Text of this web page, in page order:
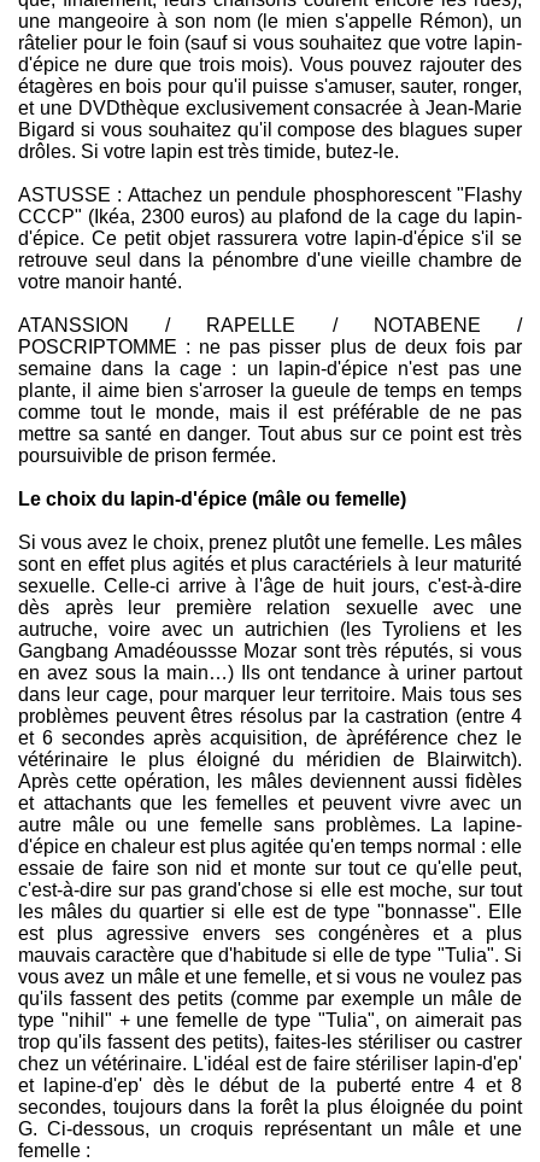
une mangeoire à son nom (le mien s'appelle Rémon), un
râtelier pour le foin (sauf si vous souhaitez que votre lapin-
d'épice ne dure que trois mois). Vous pouvez rajouter des
étagères en bois pour qu'il puisse s'amuser, sauter, ronger,
et une DVDthèque exclusivement consacrée à Jean-Marie
Bigard si vous souhaitez qu'il compose des blagues super
drôles. Si votre lapin est très timide, butez-le.
ASTUSSE : Attachez un pendule phosphorescent "Flashy
CCCP" (Ikéa, 2300 euros) au plafond de la cage du lapin-
d'épice. Ce petit objet rassurera votre lapin-d'épice s'il se
retrouve seul dans la pénombre d'une vieille chambre de
votre manoir hanté.
ATANSSION / RAPELLE / NOTABENE /
POSCRIPTOMME : ne pas pisser plus de deux fois par
semaine dans la cage : un lapin-d'épice n'est pas une
plante, il aime bien s'arroser la gueule de temps en temps
comme tout le monde, mais il est préférable de ne pas
mettre sa santé en danger. Tout abus sur ce point est très
poursuivible de prison fermée.
Le choix du lapin-d'épice (mâle ou femelle)
Si vous avez le choix, prenez plutôt une femelle. Les mâles
sont en effet plus agités et plus caractériels à leur maturité
sexuelle. Celle-ci arrive à l'âge de huit jours, c'est-à-dire
dès après leur première relation sexuelle avec une
autruche, voire avec un autrichien (les Tyroliens et les
Gangbang Amadéoussse Mozar sont très réputés, si vous
en avez sous la main…) Ils ont tendance à uriner partout
dans leur cage, pour marquer leur territoire. Mais tous ses
problèmes peuvent êtres résolus par la castration (entre 4
et 6 secondes après acquisition, de àpréférence chez le
vétérinaire le plus éloigné du méridien de Blairwitch).
Après cette opération, les mâles deviennent aussi fidèles
et attachants que les femelles et peuvent vivre avec un
autre mâle ou une femelle sans problèmes. La lapine-
d'épice en chaleur est plus agitée qu'en temps normal : elle
essaie de faire son nid et monte sur tout ce qu'elle peut,
c'est-à-dire sur pas grand'chose si elle est moche, sur tout
les mâles du quartier si elle est de type "bonnasse". Elle
est plus agressive envers ses congénères et a plus
mauvais caractère que d'habitude si elle de type "Tulia". Si
vous avez un mâle et une femelle, et si vous ne voulez pas
qu'ils fassent des petits (comme par exemple un mâle de
type "nihil" + une femelle de type "Tulia", on aimerait pas
trop qu'ils fassent des petits), faites-les stériliser ou castrer
chez un vétérinaire. L'idéal est de faire stériliser lapin-d'ep'
et lapine-d'ep' dès le début de la puberté entre 4 et 8
secondes, toujours dans la forêt la plus éloignée du point
G. Ci-dessous, un croquis représentant un mâle et une
femelle :